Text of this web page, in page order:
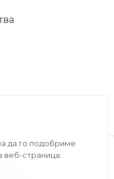
Изработено од
да го подобриме
веб-страница.